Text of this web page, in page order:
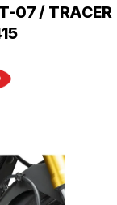
07 / TRACER
22415